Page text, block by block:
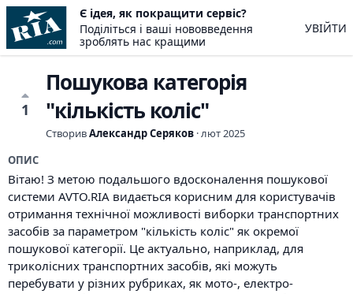
Є ідея, як покращити сервіс?
Поділіться і ваші нововведення
зроблять нас кращими
УВІЙТИ
1
Пошукова категорія
"кількість коліс"
СтворивАлександр Серяков ·лют 2025
ОПИС
Вітаю! З метою подальшого вдосконалення пошукової
системи AVTO.RIA видається корисним для користувачів
отримання технічної можливості виборки транспортних
засобів за параметром "кількість коліс" як окремої
пошукової категорії. Це актуально, наприклад, для
триколісних транспортних засобів, які можуть
перебувати у різних рубриках, як мото-, електро-